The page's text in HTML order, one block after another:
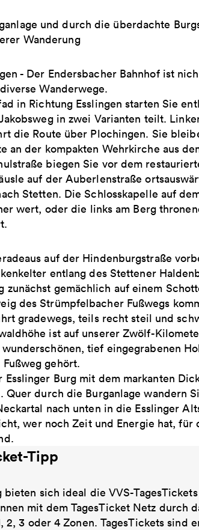
und durch die überdachte
Wanderung
- Der Endersbacher Bahnhof ist
Wanderwege.
in Richtung Esslingen starten Sie
in zwei Varianten teilt.
die Route über Plochingen. Sie
an der kompakten Wehrkirche aus
biegen Sie vor dem
auf der Auberlenstraße
Stetten. Die Schlosskapelle auf
wert, oder die links am Berg
auf der Hindenburgstraße
entlang des Stettener
zunächst gemächlich auf einem
des Strümpfelbacher Fußwegs
gradewegs, teils recht steil und
ist auf unserer Zwölf-
tief eingegrabenen
gehört.
Esslinger Burg mit dem markanten
Quer durch die Burganlage wandern
nach unten in die Esslinger
wer noch Zeit und Energie hat, für
Tipp
bieten sich ideal die VVS-
mit dem TagesTicket Netz durch
2, 3 oder 4 Zonen. TagesTickets sind